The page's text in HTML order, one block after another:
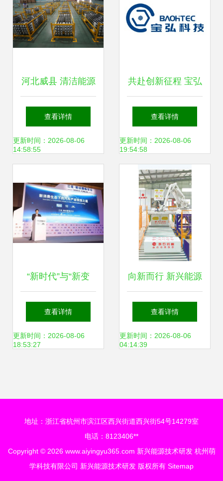
收官
河北威县 清洁能源
产品迎产销旺季，
新兴产业赋能绿色
查看详情
更新时间：2026-08-06
14:58:55
共赴创新征程 宝弘
科技邀您出席第三
届高比能固态电池
关键材料技术大会
查看详情
更新时间：2026-08-06
19:54:58
“新时代”与“新变
革”，看一汽-大众
如何引领创变之道
查看详情
更新时间：2026-08-06
18:53:27
向新而行 新兴能源
技术如何驱动“第二
曲线”发展
查看详情
更新时间：2026-08-06
04:14:39
地址：浙江省杭州市滨江区西兴街道西兴街54号14279室
电话：8123406**
Copyright © 2026 www.aiyingyu365.com 新兴能源技术研发 杭州萌
学科技有限公司 新兴能源技术研发 版权所有 Sitemap